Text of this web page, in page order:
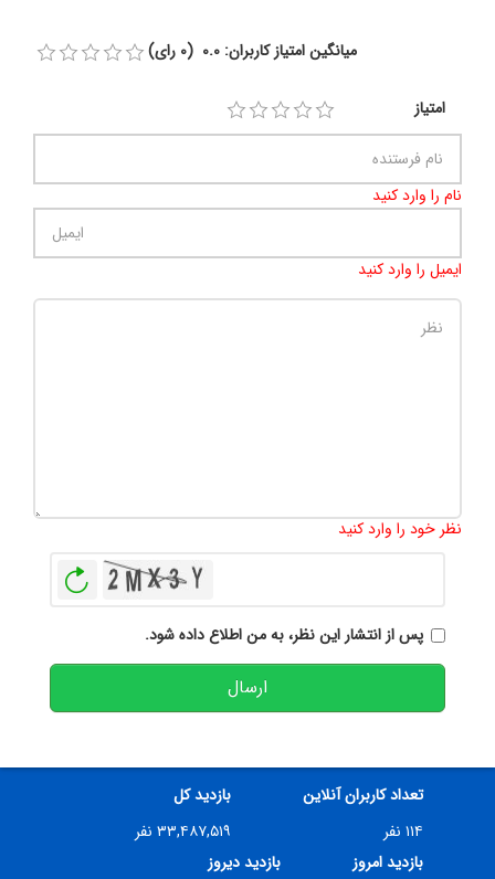
میانگین امتیاز کاربران: 0.0 (0 رای)
امتیاز
نام را وارد کنید
ایمیل را وارد کنید
نظر خود را وارد کنید
پس از انتشار این نظر، به من اطلاع داده شود.
ارسال
تعداد کاربران آنلاین
۱۱۴ نفر
بازدید کل
۳۳,۴۸۷,۵۱۹ نفر
بازدید امروز
بازدید دیروز